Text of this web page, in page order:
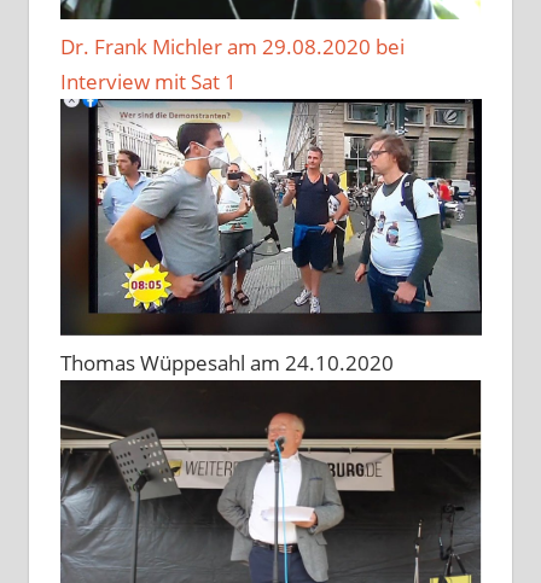
Dr. Frank Michler am 29.08.2020 bei
Interview mit Sat 1
Thomas Wüppesahl am 24.10.2020